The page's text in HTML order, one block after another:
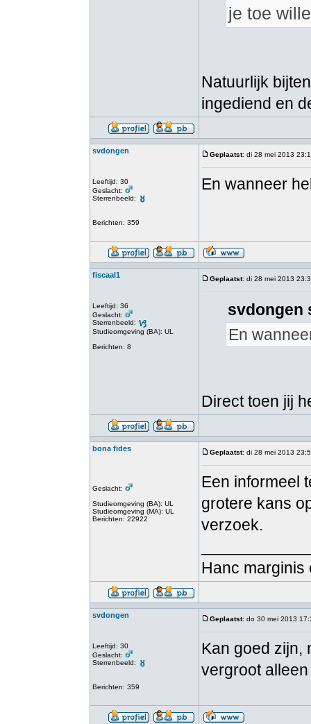
je toe
Natuurlijk
ingediend en
svdongen
Leeftijd: 30
Geslacht:
Sterrenbeeld:
Berichten: 359
Geplaatst: di 28 mei 2013
En wanneer
fiscaal1
Leeftijd: 36
Geslacht:
Sterrenbeeld:
Studieomgeving (BA): UL
Berichten: 8
Geplaatst: di 28 mei 2013
svdongen
En
Direct toen jij
bona fides
Geslacht:
Studieomgeving (BA): UL
Studieomgeving (MA): UL
Berichten: 22922
Geplaatst: di 28 mei 2013
Een informeel
grotere kans
verzoek.
Hanc marginis
svdongen
Leeftijd: 30
Geslacht:
Sterrenbeeld:
Berichten: 359
Geplaatst: do 30 mei 2013
Kan goed zijn,
vergroot